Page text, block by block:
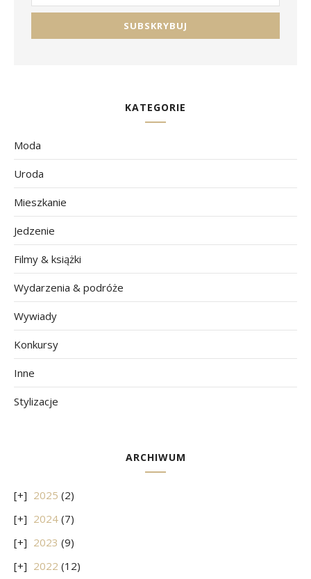
KATEGORIE
Moda
Uroda
Mieszkanie
Jedzenie
Filmy & książki
Wydarzenia & podróże
Wywiady
Konkursy
Inne
Stylizacje
ARCHIWUM
2025 (2)
2024 (7)
2023 (9)
2022 (12)